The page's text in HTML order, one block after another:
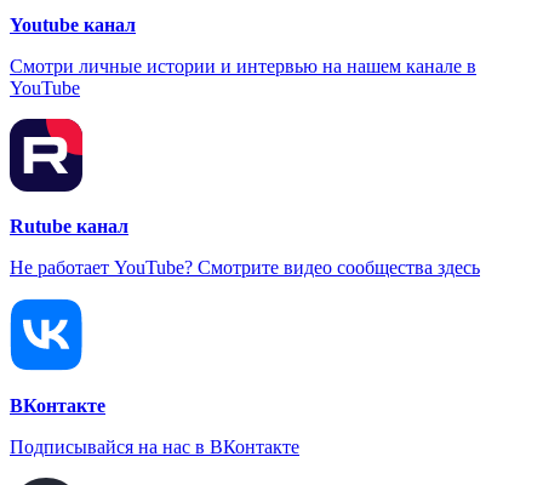
Youtube канал
Смотри личные истории и интервью на нашем канале в
YouTube
Rutube канал
Не работает YouTube? Смотрите видео сообщества здесь
ВКонтакте
Подписывайся на нас в ВКонтакте